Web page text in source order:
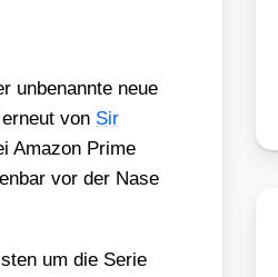
unbe­nann­te neue
von Sir
Ama­zon Prime
vor der Nase
um die Serie